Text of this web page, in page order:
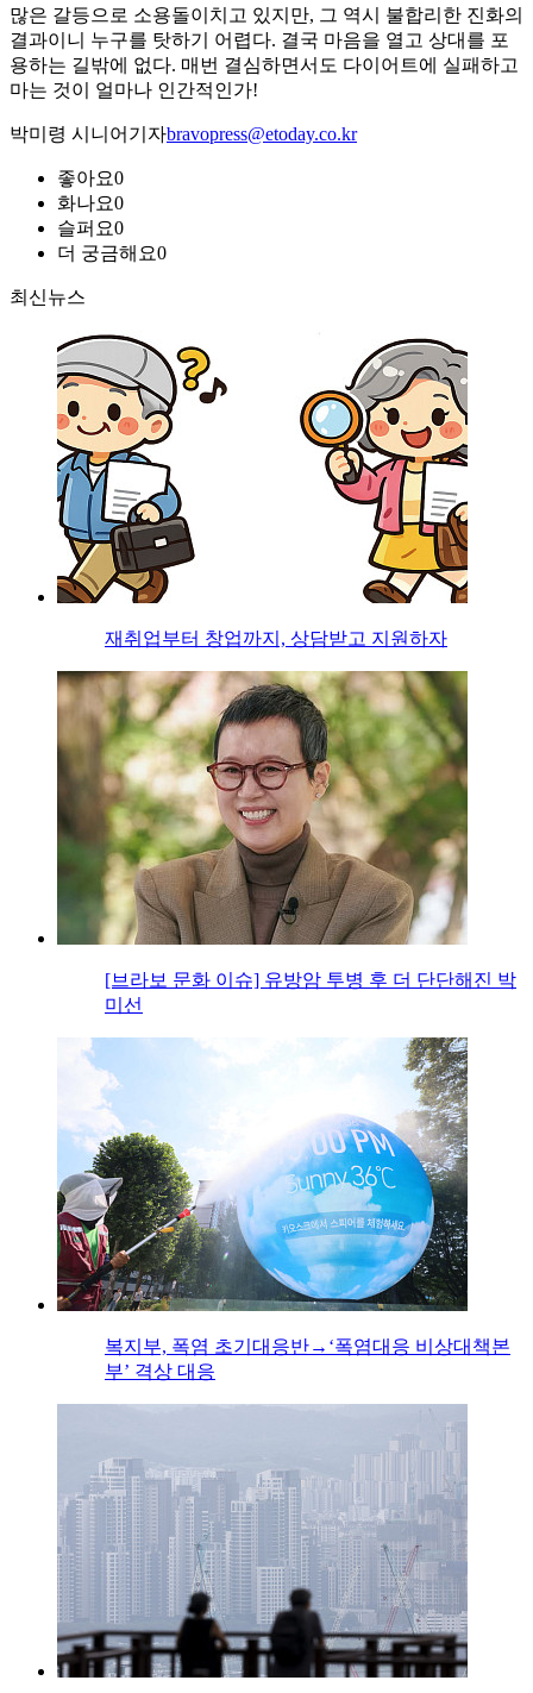
많은 갈등으로 소용돌이치고 있지만, 그 역시 불합리한 진화의
결과이니 누구를 탓하기 어렵다. 결국 마음을 열고 상대를 포
용하는 길밖에 없다. 매번 결심하면서도 다이어트에 실패하고
마는 것이 얼마나 인간적인가!
박미령 시니어기자bravopress@etoday.co.kr
좋아요0
화나요0
슬퍼요0
더 궁금해요0
최신뉴스
재취업부터 창업까지, 상담받고 지원하자
[브라보 문화 이슈] 유방암 투병 후 더 단단해진 박
미선
복지부, 폭염 초기대응반→‘폭염대응 비상대책본
부’ 격상 대응